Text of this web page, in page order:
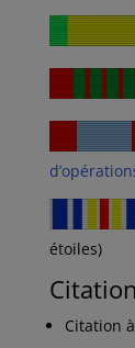
étoiles)
Citation